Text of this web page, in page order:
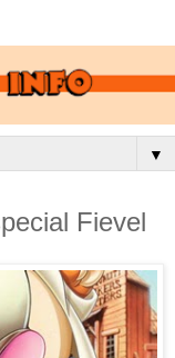
▼
Fievel